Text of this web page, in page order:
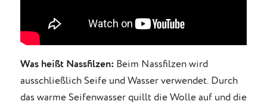
Was heißt Nassfilzen: Beim Nassfilzen wird
ausschließlich Seife und Wasser verwendet. Durch
das warme Seifenwasser quillt die Wolle auf und die